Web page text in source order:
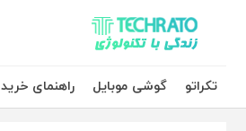
تکراتو – زندگی با تکنولوژی
تکراتو
گوشی موبایل راهنمای خرید